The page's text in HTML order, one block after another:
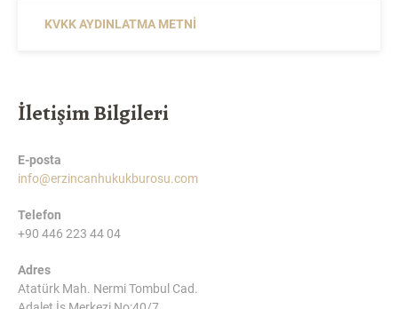
KVKK AYDINLATMA METNI
İletişim Bilgileri
E-posta
info@erzincanhukukburosu.com
Telefon
+90 446 223 44 04
Adres
Atatürk Mah. Nermi Tombul Cad.